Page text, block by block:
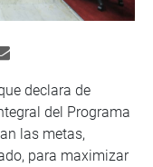
declara de
del Programa
las metas,
para maximizar